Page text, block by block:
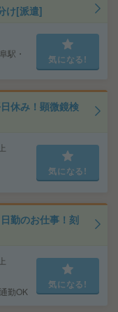
け[派遣]
駅・
気になる!
休み！顕微鏡検
気になる!
勤のお仕事！刻
勤OK
気になる!